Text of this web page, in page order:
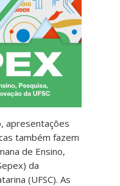
apresentações
também fazem
de Ensino,
da
(UFSC). As